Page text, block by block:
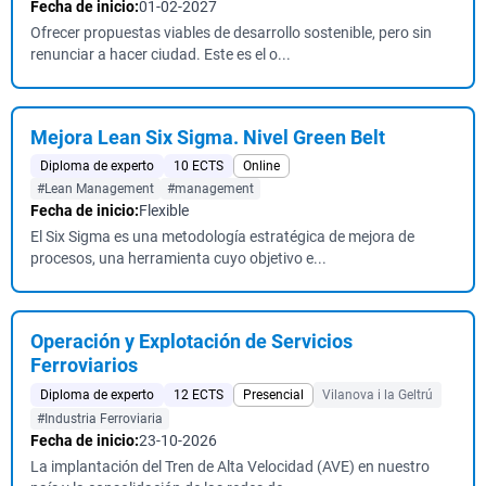
Fecha de inicio:01-02-2027
Ofrecer propuestas viables de desarrollo sostenible, pero sin
renunciar a hacer ciudad. Este es el o...
Mejora Lean Six Sigma. Nivel Green Belt
Diploma de experto 10 ECTS
Online
#Lean Management
#management
Fecha de inicio:Flexible
El Six Sigma es una metodología estratégica de mejora de
procesos, una herramienta cuyo objetivo e...
Operación y Explotación de Servicios
Ferroviarios
Diploma de experto 12 ECTS Presencial
Vilanova i la Geltrú
#Industria Ferroviaria
Fecha de inicio:23-10-2026
La implantación del Tren de Alta Velocidad (AVE) en nuestro